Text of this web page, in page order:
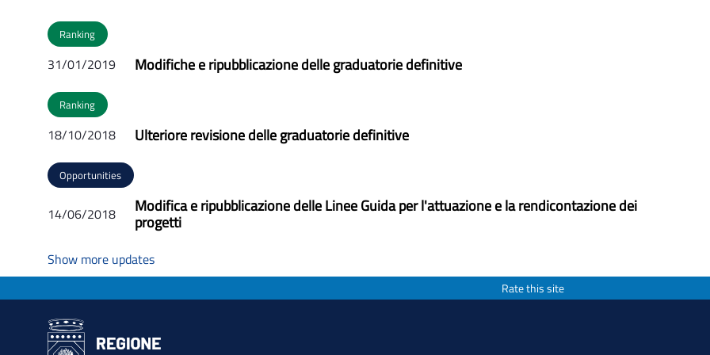
Ranking
31/01/2019 Modifiche e ripubblicazione delle graduatorie definitive
Ranking
18/10/2018 Ulteriore revisione delle graduatorie definitive
Opportunities
14/06/2018 Modifica e ripubblicazione delle Linee Guida per l'attuazione e la rendicontazione dei
progetti
Show more updates
Rate this site